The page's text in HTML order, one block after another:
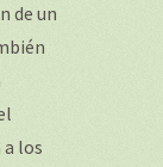
de un
a los